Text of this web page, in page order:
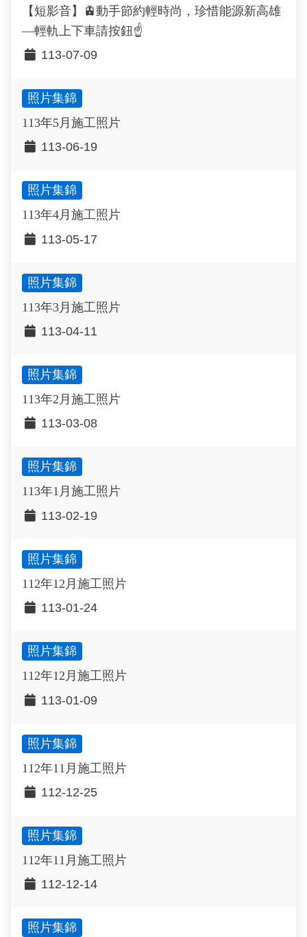
【短影音】🚊動手節約輕時尚，珍惜能源新高雄
—輕軌上下車請按鈕☝️
113-07-09
照片集錦
113年5月施工照片
113-06-19
照片集錦
113年4月施工照片
113-05-17
照片集錦
113年3月施工照片
113-04-11
照片集錦
113年2月施工照片
113-03-08
照片集錦
113年1月施工照片
113-02-19
照片集錦
112年12月施工照片
113-01-24
照片集錦
112年12月施工照片
113-01-09
照片集錦
112年11月施工照片
112-12-25
照片集錦
112年11月施工照片
112-12-14
照片集錦